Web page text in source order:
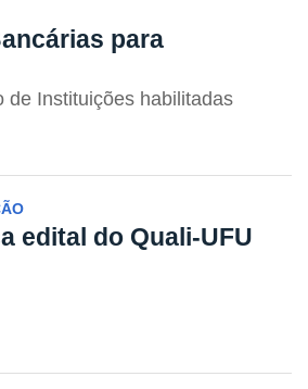
para
de Instituições habilitadas
edital do Quali-UFU